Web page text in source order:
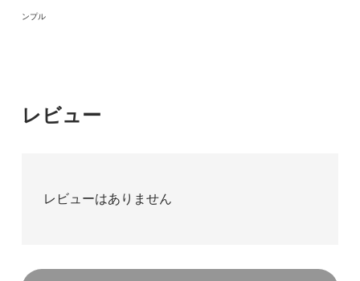
ンプル
レビュー
レビューはありません